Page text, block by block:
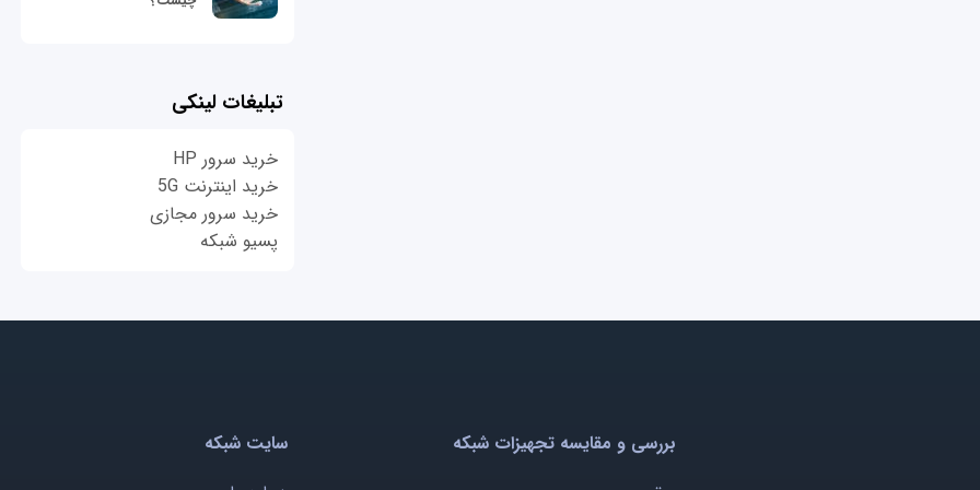
تبلیغات لینکی
خرید سرور HP
خرید اینترنت 5G
خرید سرور مجازی
پسیو شبکه
بررسی و مقایسه تجهیزات شبکه
سایت شبکه